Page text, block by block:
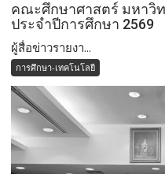
คณะศึกษาศาสตร์ มหาวิ
ประจำปีการศึกษา 2569
ผู้สื่อข่าวรายงา...
การศึกษา-เทคโนโลยี